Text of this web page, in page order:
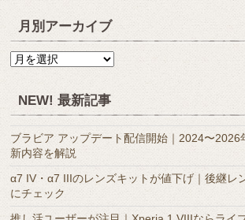
月別アーカイブ
月
ー
カ
イ
ブ
NEW! 最新記事
ブラビア アップデート配信開始｜2024〜2026
新内容を解説
α7 IV・α7 IIIのレンズキットが値下げ｜後継レ
にチェック